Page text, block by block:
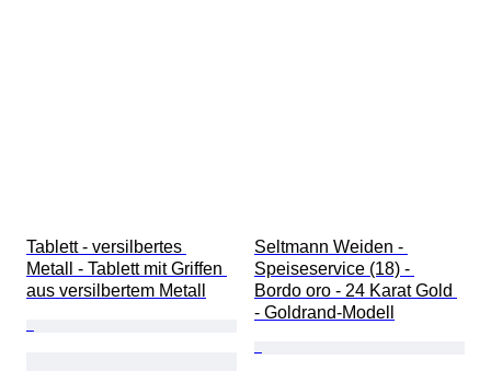
Tablett - versilbertes
Metall - Tablett mit Griffen
aus versilbertem Metall
Seltmann Weiden -
Speiseservice (18) -
Bordo oro - 24 Karat Gold
- Goldrand-Modell